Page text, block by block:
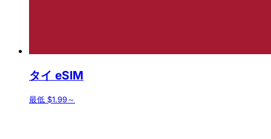
タイ eSIM
最低 $1.99～